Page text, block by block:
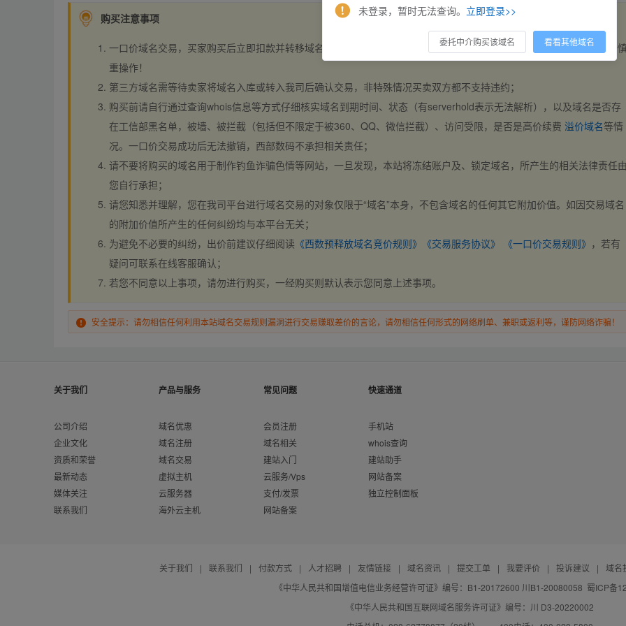
购买注意事项
一口价域名交易，买家购买后立即扣款并转移域名，交易自动完成。买卖双方都不支持违约，一旦出价不支持撤销，请
重操作！
第三方域名需等待卖家将域名入库或转入我司后确认交易，非特殊情况买卖双方都不支持违约；
购买前请自行通过查询whois信息等方式仔细核实域名到期时间、状态（有serverhold表示无法解析），以及域名是否存
在工信部黑名单，被墙、被拦截（包括但不限定于被360、QQ、微信拦截）、访问受限，是否是高价续费 溢价域名等情
况。一口价交易成功后无法撤销，西部数码不承担相关责任；
请不要将购买的域名用于制作钓鱼诈骗色情等网站，一旦发现，本站将冻结账户及、锁定域名，所产生的相关法律责任
您自行承担；
请您知悉并理解，您在我司平台进行域名交易的对象仅限于“域名”本身，不包含域名的任何其它附加价值。如因交易域名
的附加价值所产生的任何纠纷均与本平台无关；
为避免不必要的纠纷，出价前建议仔细阅读 《西数预释放域名竞价规则》 《交易服务协议》 《一口价交易规则》 ，若有
疑问可联系在线客服确认；
若您不同意以上事项，请勿进行购买，一经购买则默认表示您同意上述事项。
安全提示：请勿相信任何利用本站域名交易规则漏洞进行交易赚取差价的言论，请勿相信任何形式的网络刷单、兼职或返利等，谨防网络诈骗！
关于我们
公司介绍
企业文化
资质和荣誉
最新动态
媒体关注
联系我们
产品与服务
域名优惠
域名注册
域名交易
虚拟主机
云服务器
海外云主机
常见问题
会员注册
域名相关
建站入门
云服务/Vps
支付/发票
网站备案
快速通道
手机站
whois查询
建站助手
网站备案
独立控制面板
关于我们 | 联系我们 | 付款方式 | 人才招聘 | 友情链接 | 域名资讯 | 提交工单 | 我要评价 | 投诉建议 |
域名
《中华人民共和国增值电信业务经营许可证》编号：B1-20172600 川B1-20080058 蜀ICP备
《中华人民共和国互联网域名服务许可证》编号：川 D3-20220002
未登录，暂时无法查询。 立即登录>>
委托中介购买该域名 看看其他域名